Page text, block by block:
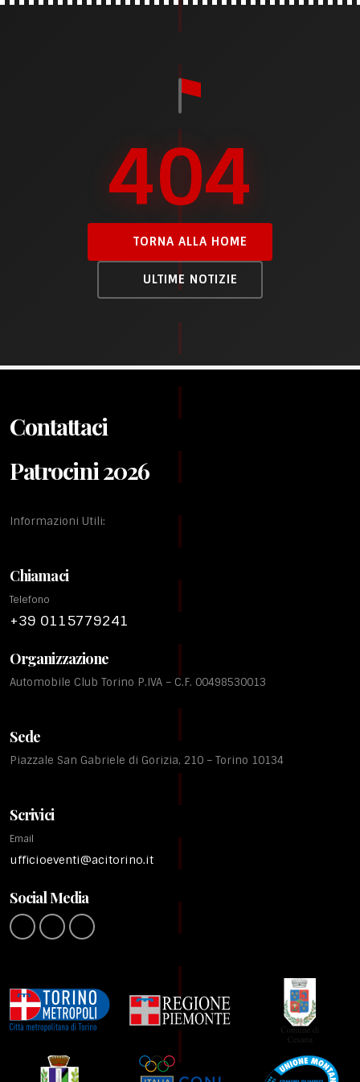
404
TORNA ALLA HOME
ULTIME NOTIZIE
Contattaci
Patrocini 2026
Informazioni Utili:
Chiamaci
Telefono
+39 0115779241
Organizzazione
Automobile Club Torino P.IVA – C.F. 00498530013
Sede
Piazzale San Gabriele di Gorizia, 210 – Torino 10134
Scrivici
Email
ufficioeventi@acitorino.it
Social Media